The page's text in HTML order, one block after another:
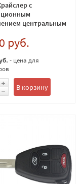
с
центральным
руб.
- цена для
В корзину